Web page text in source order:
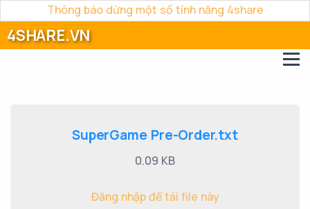
Thông báo dừng một số tính năng 4share
4SHARE.VN
SuperGame Pre-Order.txt
0.09 KB
Đăng nhập để tải file này